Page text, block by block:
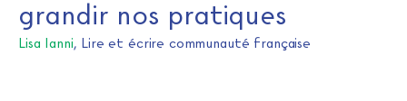
grandir nos pratiques
Lisa Ianni, Lire et écrire communauté française